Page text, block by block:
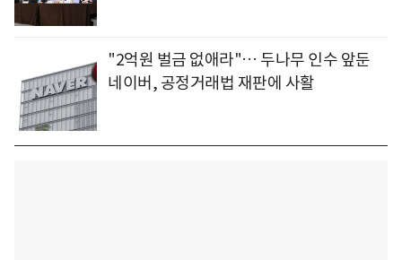
"2억원 벌금 없애라"… 두나무 인수 앞둔
네이버, 공정거래법 재판에 사활